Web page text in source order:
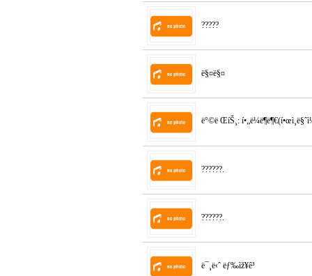
?????
ë§¤ë§¤
ë°©ë ŒíŠ¸:
??????.
??????.
ë¯¸ë‹ˆ ëƒ‰ìž¥ê³